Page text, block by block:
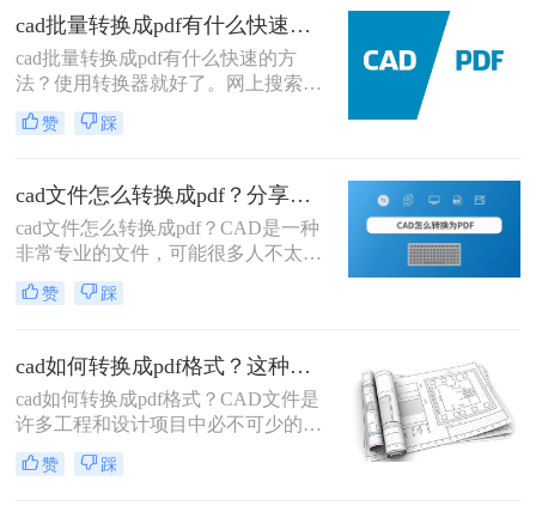
不知道cad图纸怎么转换pdf格式文件
的小伙伴们就赶紧来这里看看小编提
供的方法吧，相信一定能够帮助到各
位哦。
cad批量转换成pdf有什么快速的方法？分享批量转换方法！
cad批量转换成pdf有什么快速的方
法？使用转换器就好了。网上搜索cad
转pdf的软件有很多，不过想要找到一
款靠谱的还是要多甄别甄别才行，因
时捆绑了很多乱七八糟的软件，所以
现在很多人都不喜欢下载软件，喜欢
用在线的转换器，那么有没有cad在线
转换pdf呢？
赞 踩
cad文件怎么转换成pdf？分享一个简单的导出方法！
cad文件怎么转换成pdf？​CAD是一种
非常专业的文件，可能很多人不太了
解，CAD文件是使用CAD软件生成的
数字文件格式。
赞 踩
cad如何转换成pdf格式？这种方法简单又实用！
cad如何转换成pdf格式？CAD文件是
许多工程和设计项目中必不可少的一
部分。然而，与其他常见文件格式相
比，如PDF，CAD文件的共享和查看
赞 踩